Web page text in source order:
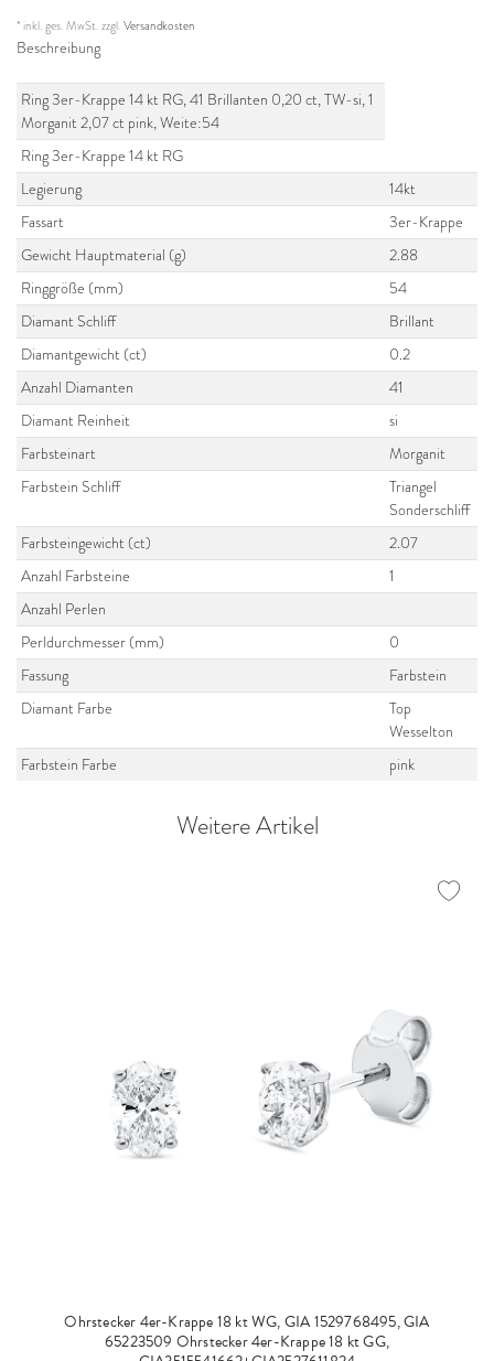
* inkl. ges. MwSt. zzgl.Versandkosten
Beschreibung
Ring 3er-Krappe 14 kt RG, 41 Brillanten 0,20 ct, TW-si, 1
Morganit 2,07 ct pink, Weite:54
Ring 3er-Krappe 14 kt RG
Legierung
14kt
Fassart
3er-Krappe
Gewicht Hauptmaterial (g)
2.88
Ringgröße (mm)
54
Diamant Schliff
Brillant
Diamantgewicht (ct)
0.2
Anzahl Diamanten
41
Diamant Reinheit
si
Farbsteinart
Morganit
Farbstein Schliff
Triangel
Sonderschliff
Farbsteingewicht (ct)
2.07
Anzahl Farbsteine
1
Anzahl Perlen
Perldurchmesser (mm)
0
Fassung
Farbstein
Diamant Farbe
Top
Wesselton
Farbstein Farbe
pink
Weitere Artikel
Ohrstecker 4er-Krappe 18 kt WG, GIA 1529768495, GIA
65223509 Ohrstecker 4er-Krappe 18 kt GG,